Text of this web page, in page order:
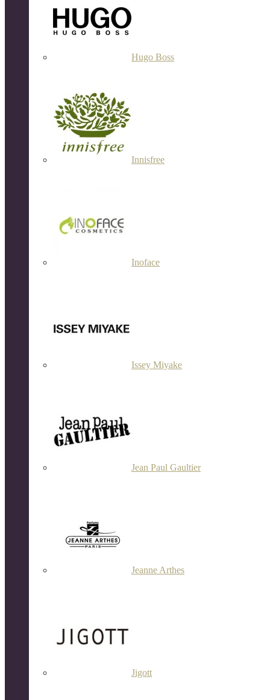
Hugo Boss
Innisfree
Inoface
Issey Miyake
Jean Paul Gaultier
Jeanne Arthes
Jigott